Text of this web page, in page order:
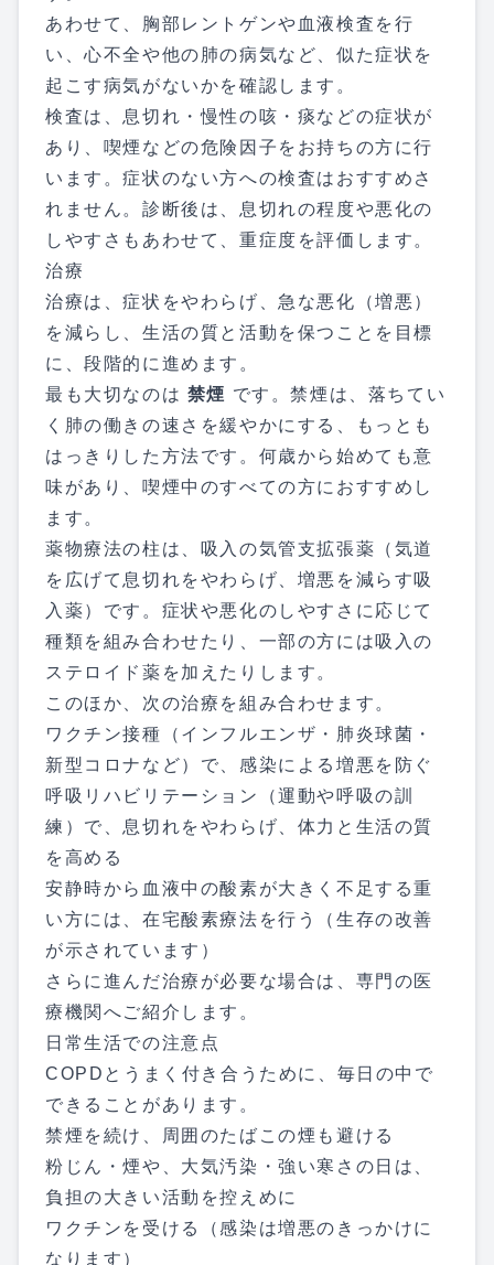
あわせて、胸部レントゲンや血液検査を行
い、心不全や他の肺の病気など、似た症状を
起こす病気がないかを確認します。
検査は、息切れ・慢性の咳・痰などの症状が
あり、喫煙などの危険因子をお持ちの方に行
います。症状のない方への検査はおすすめさ
れません。診断後は、息切れの程度や悪化の
しやすさもあわせて、重症度を評価します。
治療
治療は、症状をやわらげ、急な悪化（増悪）
を減らし、生活の質と活動を保つことを目標
に、段階的に進めます。
最も大切なのは 禁煙 です。禁煙は、落ちてい
く肺の働きの速さを緩やかにする、もっとも
はっきりした方法です。何歳から始めても意
味があり、喫煙中のすべての方におすすめし
ます。
薬物療法の柱は、吸入の気管支拡張薬（気道
を広げて息切れをやわらげ、増悪を減らす吸
入薬）です。症状や悪化のしやすさに応じて
種類を組み合わせたり、一部の方には吸入の
ステロイド薬を加えたりします。
このほか、次の治療を組み合わせます。
ワクチン接種（インフルエンザ・肺炎球菌・
新型コロナなど）で、感染による増悪を防ぐ
呼吸リハビリテーション（運動や呼吸の訓
練）で、息切れをやわらげ、体力と生活の質
を高める
安静時から血液中の酸素が大きく不足する重
い方には、在宅酸素療法を行う（生存の改善
が示されています）
さらに進んだ治療が必要な場合は、専門の医
療機関へご紹介します。
日常生活での注意点
COPDとうまく付き合うために、毎日の中で
できることがあります。
禁煙を続け、周囲のたばこの煙も避ける
粉じん・煙や、大気汚染・強い寒さの日は、
負担の大きい活動を控えめに
ワクチンを受ける（感染は増悪のきっかけに
なります）